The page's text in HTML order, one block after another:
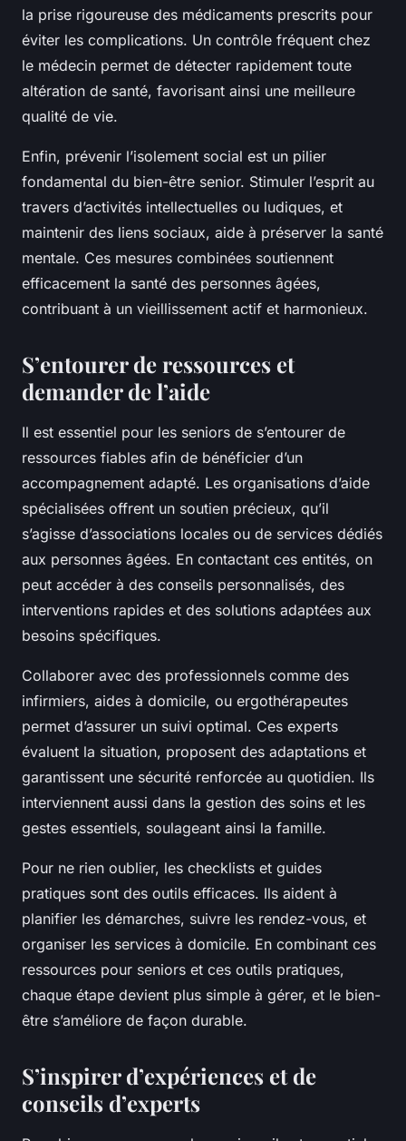
la prise rigoureuse des médicaments prescrits pour
éviter les complications. Un contrôle fréquent chez
le médecin permet de détecter rapidement toute
altération de santé, favorisant ainsi une meilleure
qualité de vie.
Enfin, prévenir l’isolement social est un pilier
fondamental du bien-être senior. Stimuler l’esprit au
travers d’activités intellectuelles ou ludiques, et
maintenir des liens sociaux, aide à préserver la santé
mentale. Ces mesures combinées soutiennent
efficacement la santé des personnes âgées,
contribuant à un vieillissement actif et harmonieux.
S’entourer de ressources et
demander de l’aide
Il est essentiel pour les seniors de s’entourer de
ressources fiables afin de bénéficier d’un
accompagnement adapté. Les organisations d’aide
spécialisées offrent un soutien précieux, qu’il
s’agisse d’associations locales ou de services dédiés
aux personnes âgées. En contactant ces entités, on
peut accéder à des conseils personnalisés, des
interventions rapides et des solutions adaptées aux
besoins spécifiques.
Collaborer avec des professionnels comme des
infirmiers, aides à domicile, ou ergothérapeutes
permet d’assurer un suivi optimal. Ces experts
évaluent la situation, proposent des adaptations et
garantissent une sécurité renforcée au quotidien. Ils
interviennent aussi dans la gestion des soins et les
gestes essentiels, soulageant ainsi la famille.
Pour ne rien oublier, les checklists et guides
pratiques sont des outils efficaces. Ils aident à
planifier les démarches, suivre les rendez-vous, et
organiser les services à domicile. En combinant ces
ressources pour seniors et ces outils pratiques,
chaque étape devient plus simple à gérer, et le bien-
être s’améliore de façon durable.
S’inspirer d’expériences et de
conseils d’experts